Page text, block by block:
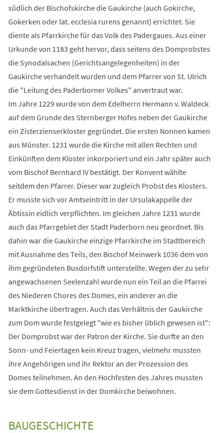
südlich der Bischofskirche die Gaukirche (auch Gokirche,
Gokerken oder lat. ecclesia rurens genannt) errichtet. Sie
diente als Pfarrkirche für das Volk des Padergaues. Aus einer
Urkunde von 1183 geht hervor, dass seitens des Domprobstes
die Synodalsachen (Gerichtsangelegenheiten) in der
Gaukirche verhandelt wurden und dem Pfarrer von St. Ulrich
die "Leitung des Paderborner Volkes" anvertraut war.
Im Jahre 1229 wurde von dem Edelherrn Hermann v. Waldeck
auf dem Grunde des Sternberger Hofes neben der Gaukirche
ein Zisterzienserkloster gegründet. Die ersten Nonnen kamen
aus Münster. 1231 wurde die Kirche mit allen Rechten und
Einkünften dem Kloster inkorporiert und ein Jahr später auch
vom Bischof Bernhard IV bestätigt. Der Konvent wählte
seitdem den Pfarrer. Dieser war zugleich Probst des Klosters.
Er musste sich vor Amtseintritt in der Ursulakappelle der
Äbtissin eidlich verpflichten. Im gleichen Jahre 1231 wurde
auch das Pfarrgebiet der Stadt Paderborn neu geordnet. Bis
dahin war die Gaukirche einzige Pfarrkirche im Stadtbereich
mit Ausnahme des Teils, den Bischof Meinwerk 1036 dem von
ihm gegründeten Busdorfstift unterstellte. Wegen der zu sehr
angewachsenen Seelenzahl wurde nun ein Teil an die Pfarrei
des Niederen Chores des Domes, ein anderer an die
Marktkirche übertragen. Auch das Verhältnis der Gaukirche
zum Dom wurde festgelegt "wie es bisher üblich gewesen ist":
Der Domprobst war der Patron der Kirche. Sie durfte an den
Sonn- und Feiertagen kein Kreuz tragen, vielmehr mussten
ihre Angehörigen und ihr Rektor an der Prozession des
Domes teilnehmen. An den Hochfesten des Jahres mussten
sie dem Gottesdienst in der Domkirche beiwohnen.
BAUGESCHICHTE